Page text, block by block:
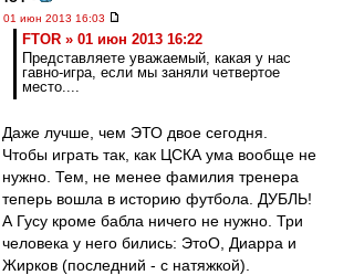
01 июн 2013 16:03
FTOR » 01 июн 2013 16:22
Представляете уважаемый, какая у нас
гавно-игра, если мы заняли четвертое
место....
Даже лучше, чем ЭТО двое сегодня.
Чтобы играть так, как ЦСКА ума вообще не
нужно. Тем, не менее фамилия тренера
теперь вошла в историю футбола. ДУБЛЬ!
А Гусу кроме бабла ничего не нужно. Три
человека у него бились: ЭтоО, Диарра и
Жирков (последний - с натяжкой).